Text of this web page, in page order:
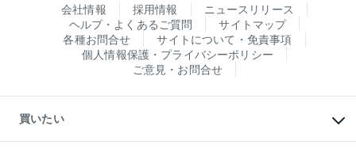
会社情報 採用情報
ニュースリリース
ヘルプ・よくあるご質問
サイトマップ
各種お問合せ
サイトについて・免責事項
個人情報保護・プライバシーポリシー
ご意見・お問合せ
買いたい